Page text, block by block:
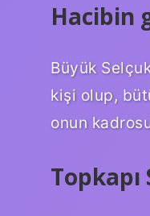
Hacibin
Büyük
kişi olup,
onun
Topkapı